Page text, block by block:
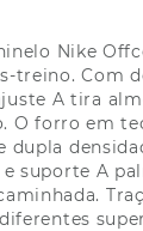
Nike
treino. Com
A tira
O forro em
dupla
suporte A